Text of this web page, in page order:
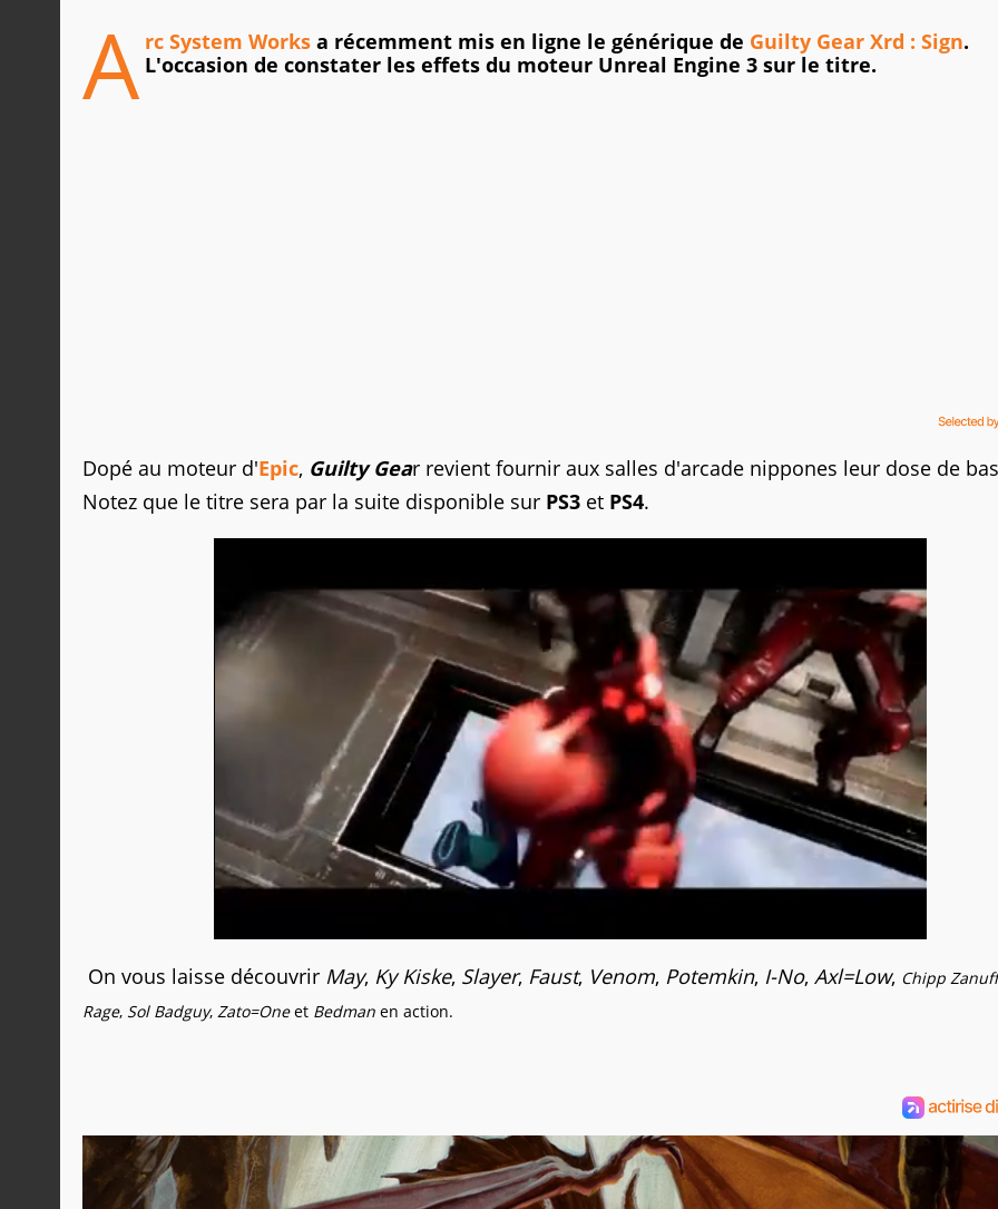
A rc System Works a récemment mis en ligne le générique de Guilty Gear Xrd : Sign.
L'occasion de constater les effets du moteur Unreal Engine 3 sur le titre.
Dopé au moteur d'Epic, Guilty Gear revient fournir aux salles d'arcade nippones leur dose de
Notez que le titre sera par la suite disponible sur PS3 et PS4.
On vous laisse découvrir May, Ky Kiske, Slayer, Faust, Venom, Potemkin, I-No, Axl=Low, Chipp Zanuff
Rage, Sol Badguy, Zato=Oneet Bedman en action.